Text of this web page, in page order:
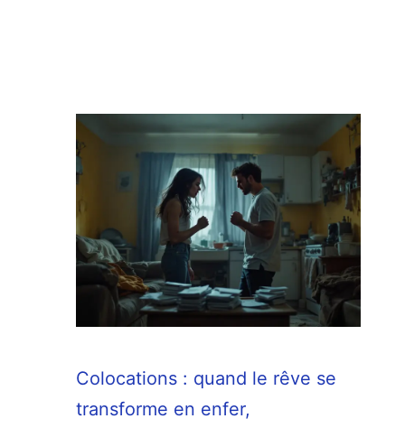
Colocations : quand le rêve se
transforme en enfer,